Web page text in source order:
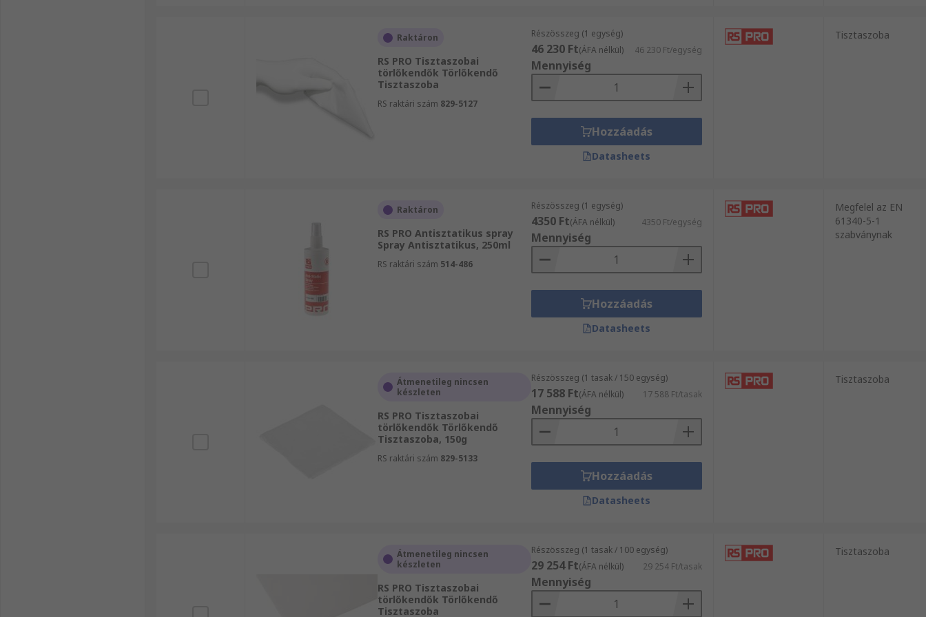
Raktáron
RS PRO Tisztaszobai
törlőkendők Törlőkendő
Tisztaszoba
RS raktári szám 829-5127
Részösszeg (1 egység)
46 230 Ft(ÁFA nélkül) 46 230 Ft/egység
Mennyiség
Hozzáadás
Datasheets
Tisztaszoba
Raktáron
RS PRO Antisztatikus spray
Spray Antisztatikus, 250ml
RS raktári szám 514-486
Részösszeg (1 egység)
4350 Ft(ÁFA nélkül) 4350 Ft/egység
Mennyiség
Hozzáadás
Datasheets
Megfelel az EN
61340-5-1
szabványnak
Átmenetileg nincsen
készleten
RS PRO Tisztaszobai
törlőkendők Törlőkendő
Tisztaszoba, 150g
RS raktári szám 829-5133
Részösszeg (1 tasak / 150 egység)
17 588 Ft(ÁFA nélkül) 17 588 Ft/tasak
Mennyiség
Hozzáadás
Datasheets
Tisztaszoba
Átmenetileg nincsen
készleten
RS PRO Tisztaszobai
törlőkendők Törlőkendő
Tisztaszoba
Részösszeg (1 tasak / 100 egység)
29 254 Ft(ÁFA nélkül) 29 254 Ft/tasak
Mennyiség
Tisztaszoba